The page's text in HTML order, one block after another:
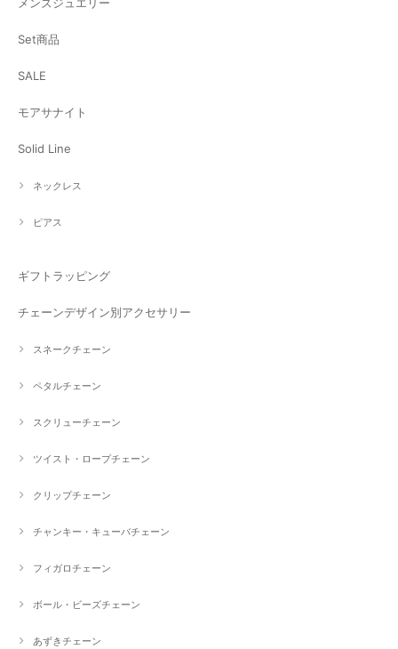
メンズジュエリー
Set商品
SALE
モアサナイト
Solid Line
ネックレス
ピアス
ギフトラッピング
チェーンデザイン別アクセサリー
スネークチェーン
ペタルチェーン
スクリューチェーン
ツイスト・ロープチェーン
クリップチェーン
チャンキー・キューバチェーン
フィガロチェーン
ボール・ビーズチェーン
あずきチェーン